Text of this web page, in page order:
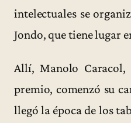
intelectuales se
Jondo, que tiene lugar
Allí, Manolo
premio, comenzó su
llegó la época de los